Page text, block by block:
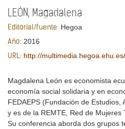
LEÓN, Magadalena
Editorial/fuente: Hegoa
Año: 2016
URL: http://
Magdalena León es economista
economía social solidaria y en
FEDAEPS (Fundación de Estudios,
y es de la REMTE, Red de Mujeres
Su conferencia aborda dos grupos